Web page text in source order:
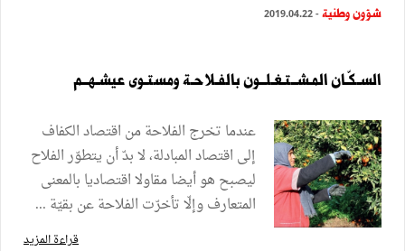
شؤون وطنية - 2019.04.22
السـكّـان المـشــتـغـلــون بالفـلاحـة ومستـوى عيشـهــم
عندما تخرج الفلاحة من اقتصاد الكفاف
إلى اقتصاد المبادلة، لا بدّ أن يتطوّر الفلاح
ليصبح هو أيضا مقاولا اقتصاديا بالمعنى
المتعارف وإلّا تأخرّت الفلاحة عن بقيّة ...
قراءة المزيد